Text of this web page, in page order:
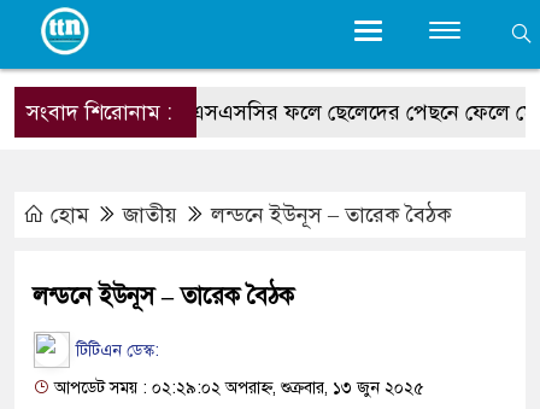
সংবাদ শিরোনাম :
কক্সবাজারে এসএসসির ফলে ছেলেদের পেছনে ফেলে মেয়েরা
হোম জাতীয় লন্ডনে ইউনূস – তারেক বৈঠক
লন্ডনে ইউনূস – তারেক বৈঠক
টিটিএন ডেস্ক:
আপডেট সময় : ০২:২৯:০২ অপরাহ্ন, শুক্রবার, ১৩ জুন ২০২৫